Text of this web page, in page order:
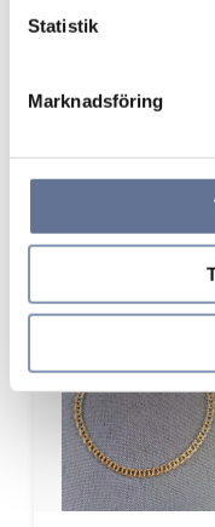
Statistik
Marknadsföring
15 600kr